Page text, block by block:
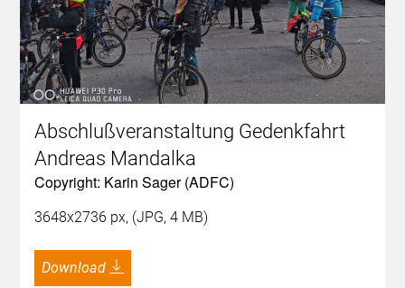
Abschlußveranstaltung Gedenkfahrt
Andreas Mandalka
Copyright: Karin Sager (ADFC)
3648x2736 px, (JPG, 4 MB)
Download